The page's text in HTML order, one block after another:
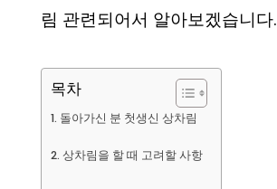
림 관련되어서 알아보겠습니다.
목차
돌아가신 분 첫생신 상차림
상차림을 할 때 고려할 사항